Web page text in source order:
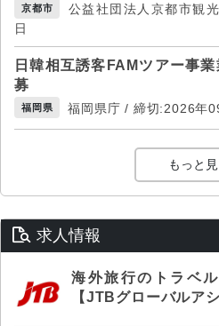
京都市
公益社団法人京都市観
日
日韓相互誘客FAMツアー事
募
福岡県 福岡県庁 / 締切:2026年
もっと
求人情報
海外旅行のトラベ
【JTBグローバルア